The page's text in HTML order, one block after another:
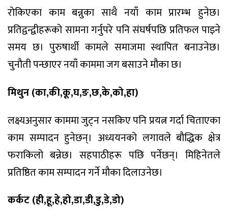
रोकिएका काम बन्नुका साथै नयाँ काम प्रारम्भ हुनेछ।
प्रतिद्वन्द्वीहरूको सामना गर्नुपरे पनि संघर्षपछि प्रतिफल पाइने
समय छ। पुरुषार्थी कामले समाजमा स्थापित बनाउनेछ।
चुनौती पन्छाएर नयाँ काममा जग बसाउने मौका छ।
मिथुन (का,की,कू,घ,ङ,छ,के,को,हा)
लक्ष्यअनुसार काममा जुट्न नसकिए पनि प्रयत्न गर्दा चिताएका
काम सम्पादन हुनेछन्। अध्ययनको लगावले बौद्धिक क्षेत्र
फराकिलो बन्नेछ। सहपाठीहरू पछि पर्नेछन्। मिहिनेतले
प्रतिष्ठित काम सम्पादन गर्ने मौका दिलाउनेछ।
कर्कट (ही,हू,हे,हो,डा,डी,डु,डे,डो)